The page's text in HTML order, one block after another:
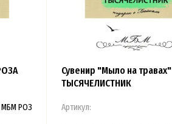
МБМ РОЗ
Сувенир "Мыло на травах"
ТЫСЯЧЕЛИСТНИК
Артикул: